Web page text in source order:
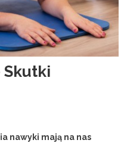
Skutki
nawyki mają na nas